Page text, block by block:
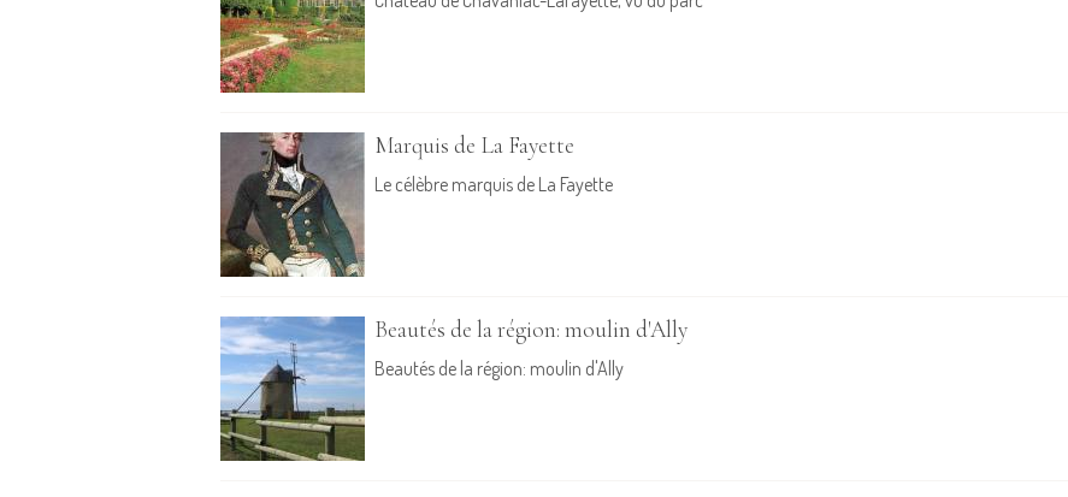
Marquis de La Fayette
Le célèbre marquis de La Fayette
Beautés de la région: moulin d'Ally
Beautés de la région: moulin d'Ally